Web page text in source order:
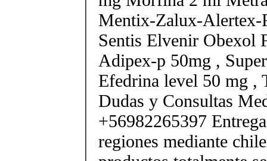
Mentix-Zalux-Alertex-
Sentis Elvenir Obexol
Adipex-p 50mg ,
Efedrina level 50 mg ,
Dudas y Consultas
+56982265397
regiones mediante